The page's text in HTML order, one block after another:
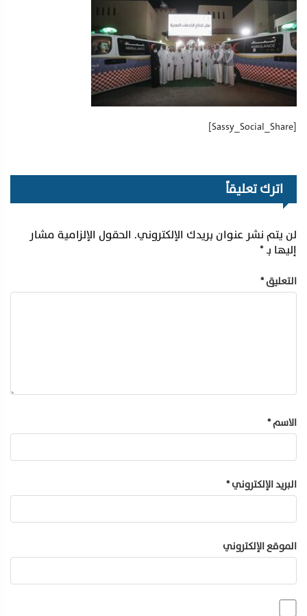
[Sassy_Social_Share]
اترك تعليقاً
لن يتم نشر عنوان بريدك الإلكتروني. الحقول الإلزامية مشار
إليها بـ*
التعليق*
الاسم*
البريد الإلكتروني*
الموقع الإلكتروني